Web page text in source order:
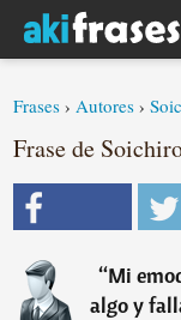
Frases ›Autores ›
Frase de
“Mi
algo y